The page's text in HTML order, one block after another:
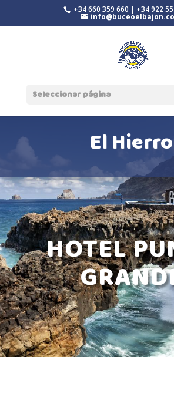
+34 660 359 660 | +34 922
Seleccionar página
El Hierro
HOTEL